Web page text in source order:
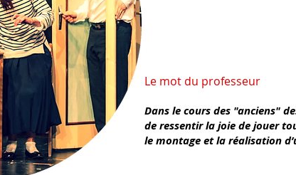
Le mot du professeur
Dans le cours des "anciens"
de ressentir la joie de jouer
le montage et la réalisation